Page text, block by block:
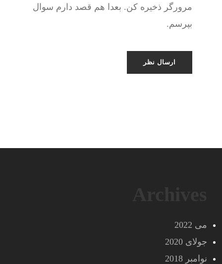
مرورگر ذخیره کن. بعدا هم قصد دارم سوال
بپرسم.
می 2022
جولای 2020
نوامبر 2018